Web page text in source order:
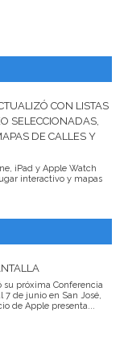
CON LISTAS
SELECCIONADAS,
DE CALLES Y
iPad y Apple Watch
interactivo y mapas
su próxima Conferencia
7 de junio en San José,
de Apple presenta...